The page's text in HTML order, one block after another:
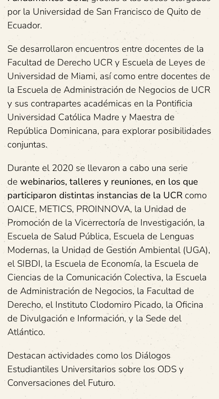
por la Universidad de San Francisco de Quito de
Ecuador.
Se desarrollaron encuentros entre docentes de la
Facultad de Derecho UCR y Escuela de Leyes de
Universidad de Miami, así como entre docentes de
la Escuela de Administración de Negocios de UCR
y sus contrapartes académicas en la Pontificia
Universidad Católica Madre y Maestra de
República Dominicana, para explorar posibilidades
conjuntas.
Durante el 2020 se llevaron a cabo una serie
de webinarios, talleres y reuniones, en los que
participaron distintas instancias de la UCR como
OAICE, METICS, PROINNOVA, la Unidad de
Promoción de la Vicerrectoría de Investigación, la
Escuela de Salud Pública, Escuela de Lenguas
Modernas, la Unidad de Gestión Ambiental (UGA),
el SIBDI, la Escuela de Economía, la Escuela de
Ciencias de la Comunicación Colectiva, la Escuela
de Administración de Negocios, la Facultad de
Derecho, el Instituto Clodomiro Picado, la Oficina
de Divulgación e Información, y la Sede del
Atlántico.
Destacan actividades como los Diálogos
Estudiantiles Universitarios sobre los ODS y
Conversaciones del Futuro.